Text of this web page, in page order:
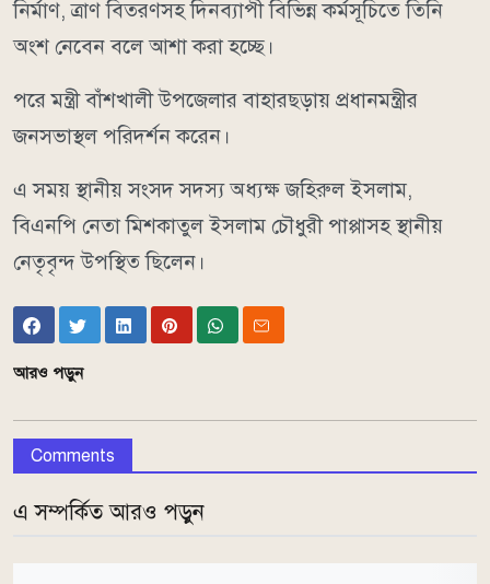
নির্মাণ, ত্রাণ বিতরণসহ দিনব্যাপী বিভিন্ন কর্মসূচিতে তিনি
অংশ নেবেন বলে আশা করা হচ্ছে।
পরে মন্ত্রী বাঁশখালী উপজেলার বাহারছড়ায় প্রধানমন্ত্রীর
জনসভাস্থল পরিদর্শন করেন।
এ সময় স্থানীয় সংসদ সদস্য অধ্যক্ষ জহিরুল ইসলাম,
বিএনপি নেতা মিশকাতুল ইসলাম চৌধুরী পাপ্পাসহ স্থানীয়
নেতৃবৃন্দ উপস্থিত ছিলেন।
আরও পড়ুন
Comments
এ সম্পর্কিত আরও পড়ুন